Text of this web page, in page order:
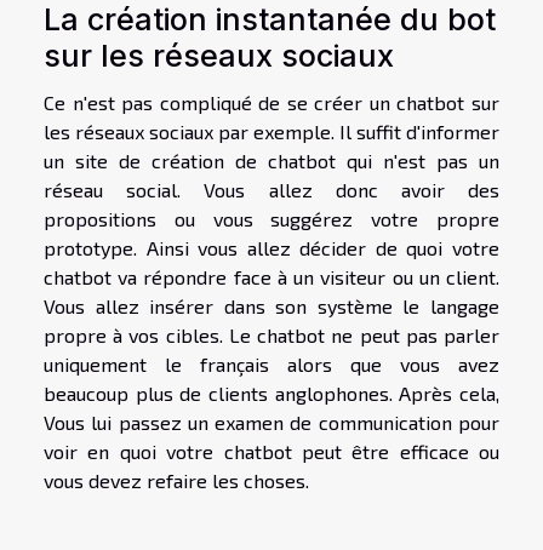
La création instantanée du bot
sur les réseaux sociaux
Ce n'est pas compliqué de se créer un chatbot sur
les réseaux sociaux par exemple. Il suffit d'informer
un site de création de chatbot qui n'est pas un
réseau social. Vous allez donc avoir des
propositions ou vous suggérez votre propre
prototype. Ainsi vous allez décider de quoi votre
chatbot va répondre face à un visiteur ou un client.
Vous allez insérer dans son système le langage
propre à vos cibles. Le chatbot ne peut pas parler
uniquement le français alors que vous avez
beaucoup plus de clients anglophones. Après cela,
Vous lui passez un examen de communication pour
voir en quoi votre chatbot peut être efficace ou
vous devez refaire les choses.